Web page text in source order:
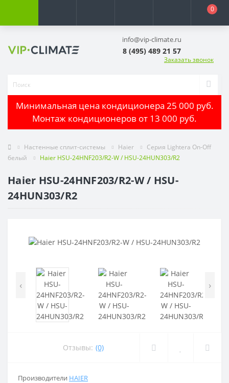
0
info@vip-climate.ru
8 (495) 489 21 57
Заказать звонок
Минимальная цена кондиционера 25 000 руб.
Монтаж кондиционеров от 13 000 руб.
Настенные сплит-системы Haier
Серия Lightera On-Off
белый
Haier HSU-24HNF203/R2-W / HSU-24HUN303/R2
Haier HSU-24HNF203/R2-W / HSU-
24HUN303/R2
‹ ›
Отзывы: (0)
Производители HAIER